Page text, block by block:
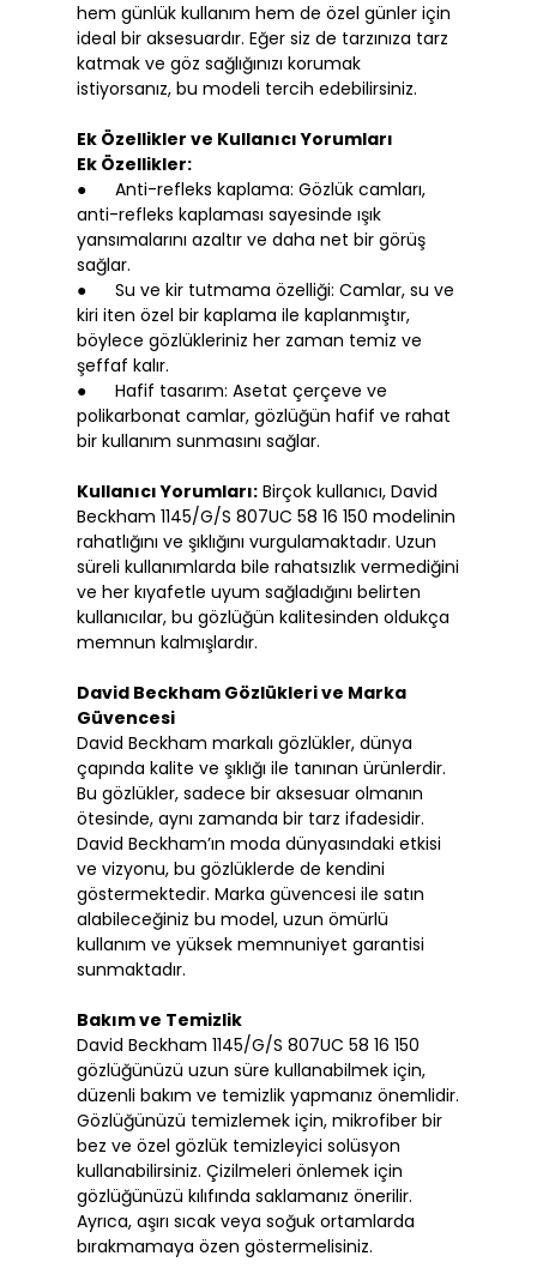
hem günlük kullanım hem de özel günler için
ideal bir aksesuardır. Eğer siz de tarzınıza tarz
katmak ve göz sağlığınızı korumak
istiyorsanız, bu modeli tercih edebilirsiniz.
Ek Özellikler ve Kullanıcı Yorumları
Ek Özellikler:
● Anti-refleks kaplama: Gözlük camları,
anti-refleks kaplaması sayesinde ışık
yansımalarını azaltır ve daha net bir görüş
sağlar.
● Su ve kir tutmama özelliği: Camlar, su ve
kiri iten özel bir kaplama ile kaplanmıştır,
böylece gözlükleriniz her zaman temiz ve
şeffaf kalır.
● Hafif tasarım: Asetat çerçeve ve
polikarbonat camlar, gözlüğün hafif ve rahat
bir kullanım sunmasını sağlar.
Kullanıcı Yorumları: Birçok kullanıcı, David
Beckham 1145/G/S 807UC 58 16 150 modelinin
rahatlığını ve şıklığını vurgulamaktadır. Uzun
süreli kullanımlarda bile rahatsızlık vermediğini
ve her kıyafetle uyum sağladığını belirten
kullanıcılar, bu gözlüğün kalitesinden oldukça
memnun kalmışlardır.
David Beckham Gözlükleri ve Marka
Güvencesi
David Beckham markalı gözlükler, dünya
çapında kalite ve şıklığı ile tanınan ürünlerdir.
Bu gözlükler, sadece bir aksesuar olmanın
ötesinde, aynı zamanda bir tarz ifadesidir.
David Beckham’ın moda dünyasındaki etkisi
ve vizyonu, bu gözlüklerde de kendini
göstermektedir. Marka güvencesi ile satın
alabileceğiniz bu model, uzun ömürlü
kullanım ve yüksek memnuniyet garantisi
sunmaktadır.
Bakım ve Temizlik
David Beckham 1145/G/S 807UC 58 16 150
gözlüğünüzü uzun süre kullanabilmek için,
düzenli bakım ve temizlik yapmanız önemlidir.
Gözlüğünüzü temizlemek için, mikrofiber bir
bez ve özel gözlük temizleyici solüsyon
kullanabilirsiniz. Çizilmeleri önlemek için
gözlüğünüzü kılıfında saklamanız önerilir.
Ayrıca, aşırı sıcak veya soğuk ortamlarda
bırakmamaya özen göstermelisiniz.